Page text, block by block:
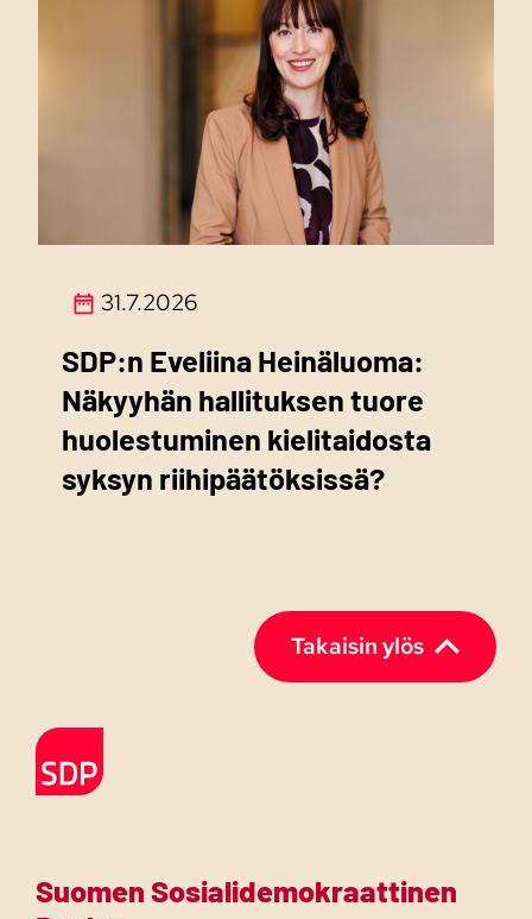
31.7.2026
SDP:n Eveliina Heinäluoma:
Näkyyhän hallituksen tuore
huolestuminen kielitaidosta
syksyn riihipäätöksissä?
Takaisin ylös
Etusivulle
Suomen Sosialidemokraattinen